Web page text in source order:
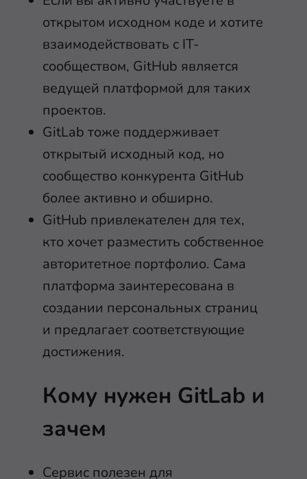
открытом исходном коде и хотите
взаимодействовать с IT-
сообществом, GitHub является
ведущей платформой для таких
проектов.
GitLab тоже поддерживает
открытый исходный код, но
сообщество конкурента GitHub
более активно и обширно.
GitHub привлекателен для тех,
кто хочет разместить собственное
авторитетное портфолио. Сама
платформа заинтересована в
создании персональных страниц
и предлагает соответствующие
достижения.
Кому нужен GitLab и
зачем
Сервис полезен для